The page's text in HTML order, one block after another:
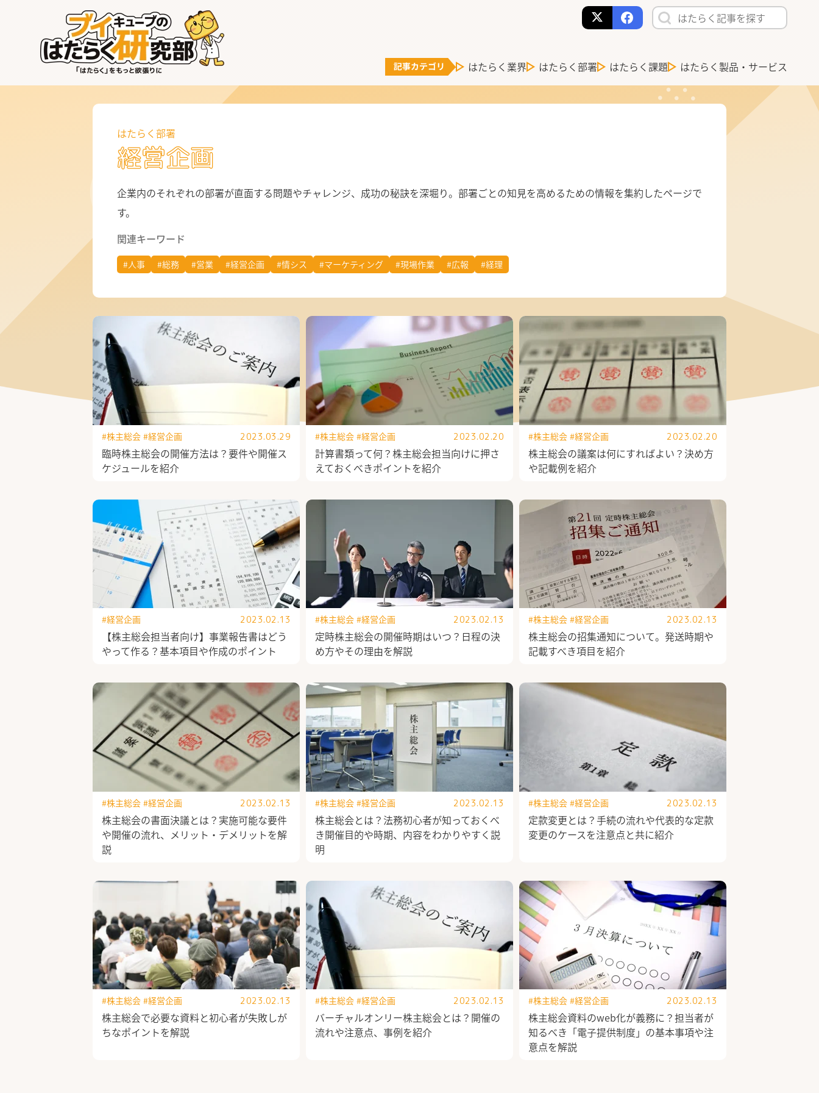
はたらく業界 はたらく部署 はたらく課題 はたらく製品・サービス
はたらく業界
はたらく部署
はたらく製品・サービス
公式Facebook
はたらく部署
経営企画
企業内のそれぞれの部署が直面する問題やチャレンジ、成功の秘訣を深堀り。部署ごとの知見を高めるための情報を集約したページで
す。
関連キーワード
#人事 #総務 #営業 #経営企画 #情シス #マーケティング #現場作業 #広報 #経理
臨時株主総会の開催方法は？要件や開催ス
ケジュールを紹介
#株主総会 #経営企画 2023.03.29
計算書類って何？株主総会担当向けに押さ
えておくべきポイントを紹介
#株主総会 #経営企画 2023.02.20
株主総会の議案は何にすればよい？決め方
や記載例を紹介
#株主総会 #経営企画 2023.02.20
【株主総会担当者向け】事業報告書はどう
やって作る？基本項目や作成のポイント
#経営企画 2023.02.13
定時株主総会の開催時期はいつ？日程の決
め方やその理由を解説
#株主総会 #経営企画 2023.02.13
株主総会の招集通知について。発送時期や
記載すべき項目を紹介
#株主総会 #経営企画 2023.02.13
株主総会の書面決議とは？実施可能な要件
や開催の流れ、メリット・デメリットを解
説
#株主総会 #経営企画 2023.02.13
株主総会とは？法務初心者が知っておくべ
き開催目的や時期、内容をわかりやすく説
明
#株主総会 #経営企画 2023.02.13
定款変更とは？手続の流れや代表的な定款
変更のケースを注意点と共に紹介
#株主総会 #経営企画 2023.02.13
株主総会で必要な資料と初心者が失敗しが
ちなポイントを解説
#株主総会 #経営企画 2023.02.13
バーチャルオンリー株主総会とは？開催の
流れや注意点、事例を紹介
#株主総会 #経営企画 2023.02.13
株主総会資料のweb化が義務に？担当者が
知るべき「電子提供制度」の基本事項や注
意点を解説
#株主総会 #経営企画 2023.02.13